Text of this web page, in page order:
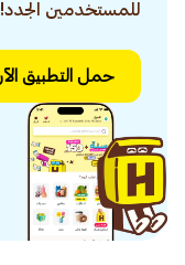
للمستخدمين الجدد!
حمل التطبيق